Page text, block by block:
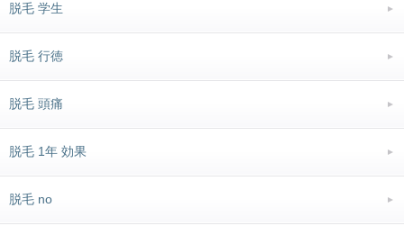
脱毛 学生
脱毛 行徳
脱毛 頭痛
脱毛 1年 効果
脱毛 no